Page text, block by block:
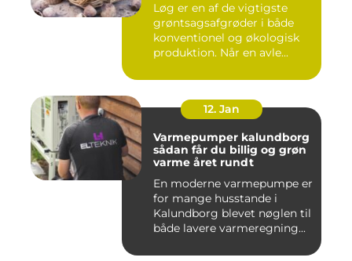
Løg er en af de vigtigste
grøntsagsafgrøder i både
konventionel og økologisk
produktion. Når en avle...
12. Jan
Varmepumper kalundborg
sådan får du billig og grøn
varme året rundt
En moderne varmepumpe er
for mange husstande i
Kalundborg blevet nøglen til
både lavere varmeregning...